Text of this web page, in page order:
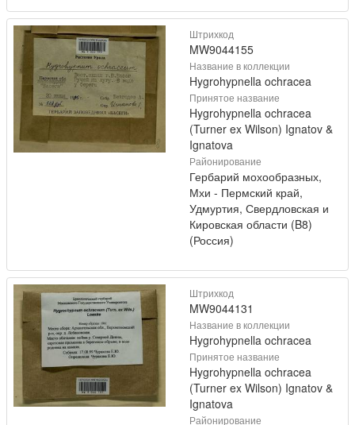
Штрихкод
MW9044155
Название в коллекции
Hygrohypnella ochracea
Принятое название
Hygrohypnella ochracea
(Turner ex Wilson) Ignatov &
Ignatova
Районирование
Гербарий мохообразных,
Мхи - Пермский край,
Удмуртия, Свердловская и
Кировская области (B8)
(Россия)
Штрихкод
MW9044131
Название в коллекции
Hygrohypnella ochracea
Принятое название
Hygrohypnella ochracea
(Turner ex Wilson) Ignatov &
Ignatova
Районирование